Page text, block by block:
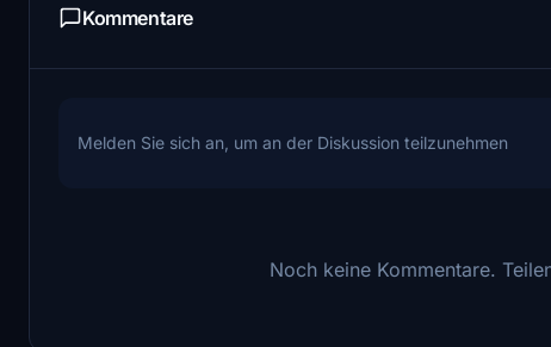
Kommentare
Melden Sie sich an, um an der Diskussion teilzunehmen
Noch keine Kommentare.